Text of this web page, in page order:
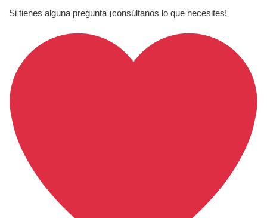
Si tienes alguna pregunta ¡consúltanos lo que necesites!